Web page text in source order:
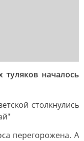
туляков началось
столкнулись
перегорожена. А